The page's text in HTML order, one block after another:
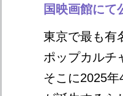
国映画館にて
東京で最も有
ポップカルチ
そこに2025